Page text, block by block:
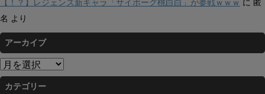
【！？】レジェンズ新キャラ「サイボーグ桃白白」が参戦ｗｗｗ に 匿
名 より
アーカイブ
ア
ー
カカテゴリー